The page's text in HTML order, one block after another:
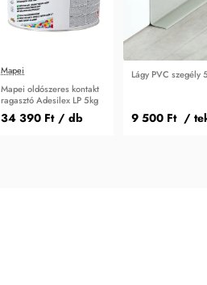
Mapei
Mapei oldószeres kontakt
ragasztó Adesilex LP 5kg
34 390 Ft / db
Lágy PVC szegély
9 500 Ft /